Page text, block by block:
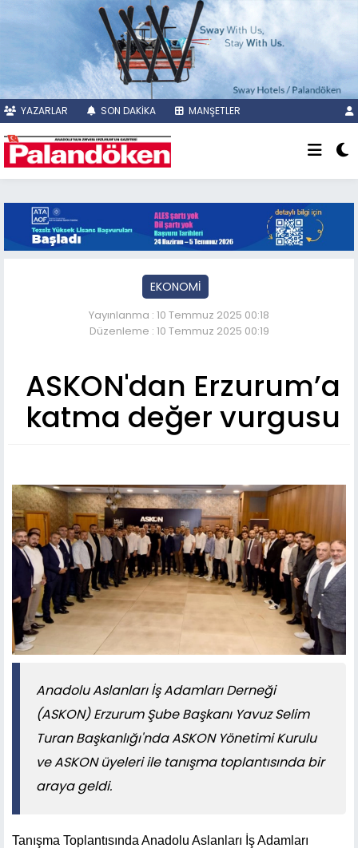
YAZARLAR SON DAKİKA MANŞETLER
EKONOMİ
Yayınlanma : 10 Temmuz 2025 00:18
Düzenleme : 10 Temmuz 2025 00:19
ASKON'dan Erzurum’a
katma değer vurgusu
​​​​​​​Anadolu Aslanları İş Adamları Derneği
(ASKON) Erzurum Şube Başkanı Yavuz Selim
Turan Başkanlığı'nda ASKON Yönetimi Kurulu
ve ASKON üyeleri ile tanışma toplantısında bir
araya geldi.
Tanışma Toplantısında Anadolu Aslanları İş Adamları